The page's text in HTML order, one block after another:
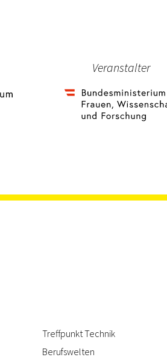
Veranstalter
Treffpunkt Technik
Berufswelten